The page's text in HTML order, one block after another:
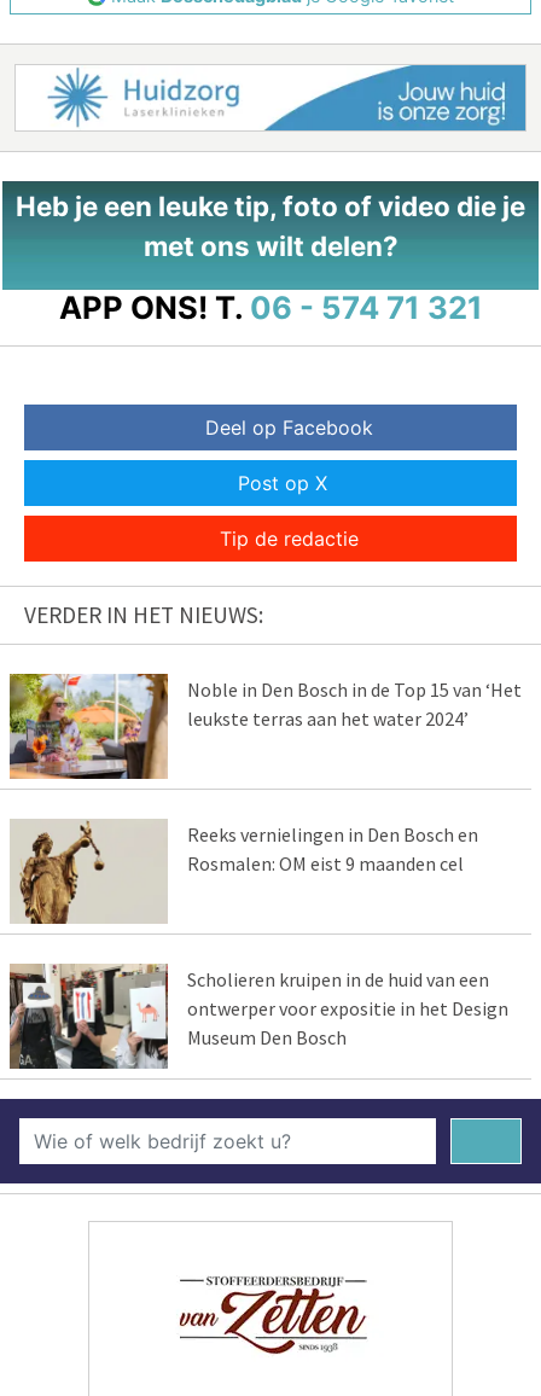
Heb je een leuke tip, foto of video die je
met ons wilt delen?
APP ONS! T. 06 - 574 71 321
Deel op Facebook
Post op X
Tip de redactie
VERDER IN HET NIEUWS:
Noble in Den Bosch in de Top 15 van ‘Het
leukste terras aan het water 2024’
Reeks vernielingen in Den Bosch en
Rosmalen: OM eist 9 maanden cel
Scholieren kruipen in de huid van een
ontwerper voor expositie in het Design
Museum Den Bosch